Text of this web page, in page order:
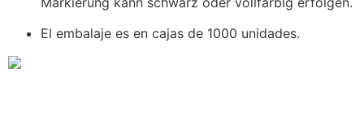
El embalaje es en cajas de 1000 unidades.